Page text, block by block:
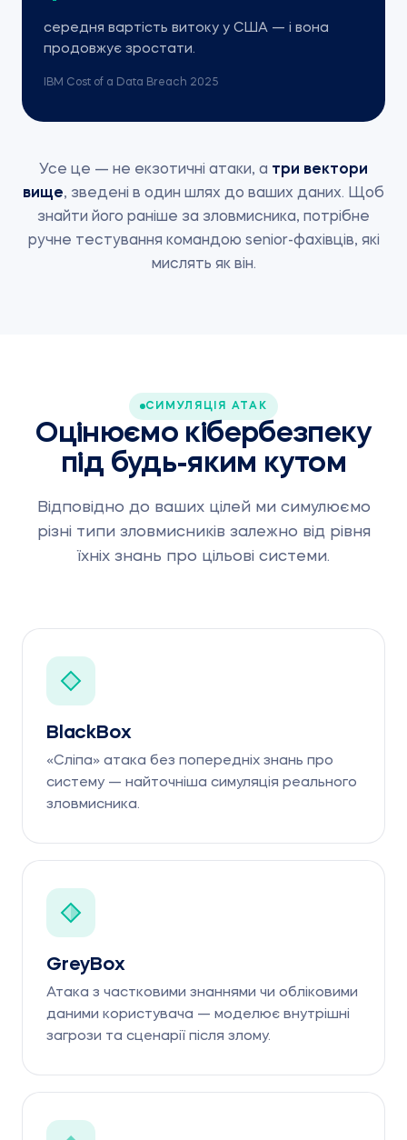
середня вартість витоку у США — і вона
продовжує зростати.
IBM Cost of a Data Breach 2025
Усе це — не екзотичні атаки, а три вектори
вище, зведені в один шлях до ваших даних. Щоб
знайти його раніше за зловмисника, потрібне
ручне тестування командою senior-фахівців, які
мислять як він.
СИМУЛЯЦІЯ АТАК
Оцінюємо кібербезпеку
під будь-яким кутом
Відповідно до ваших цілей ми симулюємо
різні типи зловмисників залежно від рівня
їхніх знань про цільові системи.
BlackBox
«Сліпа» атака без попередніх знань про
систему — найточніша симуляція реального
зловмисника.
GreyBox
Атака з частковими знаннями чи обліковими
даними користувача — моделює внутрішні
загрози та сценарії після злому.